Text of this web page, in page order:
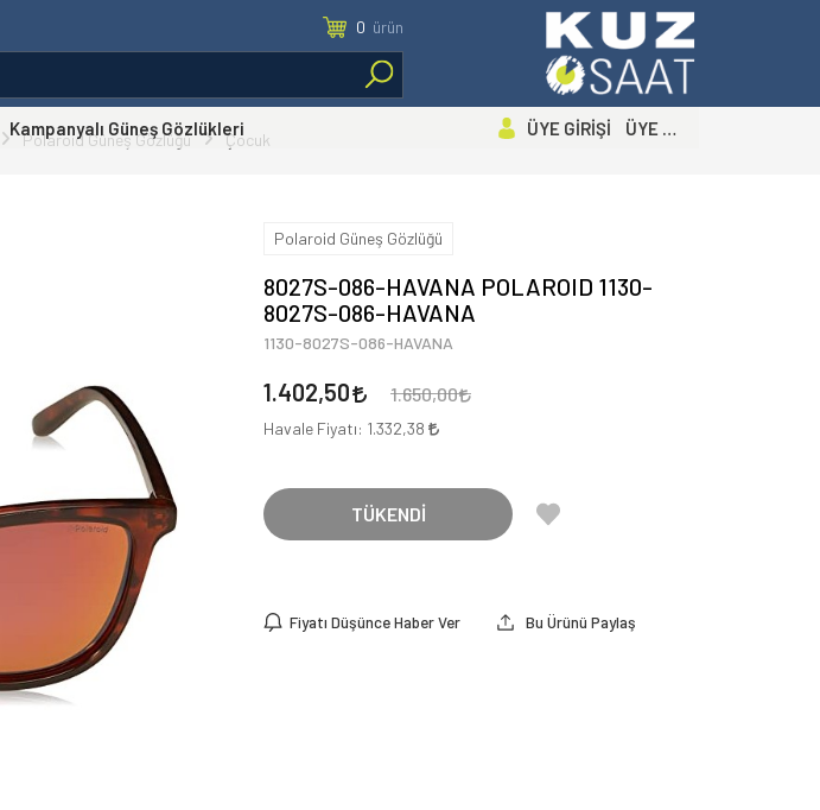
0 ürün
Kampanyalı Güneş Gözlükleri ÜYE GİRİŞİ ÜYE OL
Polaroid Güneş Gözlüğü Çocuk
Polaroid Güneş Gözlüğü
8027S-086-HAVANA POLAROID 1130-
8027S-086-HAVANA
1130-8027S-086-HAVANA
1.402,50 1.650,00
Havale Fiyatı: 1.332,38
TÜKENDİ
Fiyatı Düşünce Haber Ver Bu Ürünü Paylaş